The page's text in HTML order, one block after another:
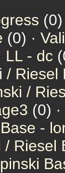
(0) ·
LL - dc
/ Riesel
/
(0) ·
-
/ Riesel